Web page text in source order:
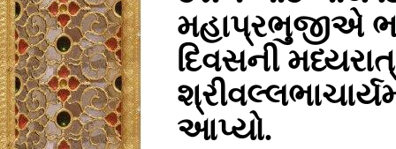
મહાપ્રભુજીએ
દિવસની
આપ્યો.